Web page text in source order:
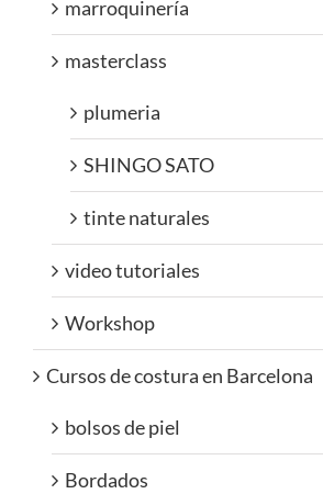
marroquinería
masterclass
plumeria
SHINGO SATO
tinte naturales
video tutoriales
Workshop
Cursos de costura en Barcelona
bolsos de piel
Bordados